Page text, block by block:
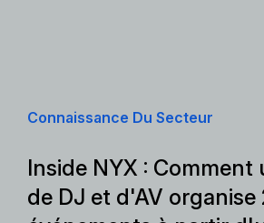
Connaissance Du Secteur
Inside NYX : Comment
de DJ et d'AV organise